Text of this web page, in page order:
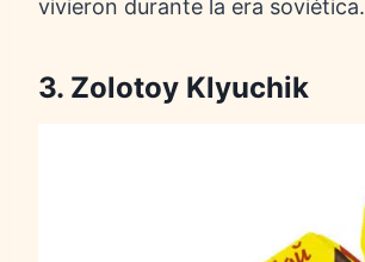
vivieron durante la era soviética.
3. Zolotoy Klyuchik